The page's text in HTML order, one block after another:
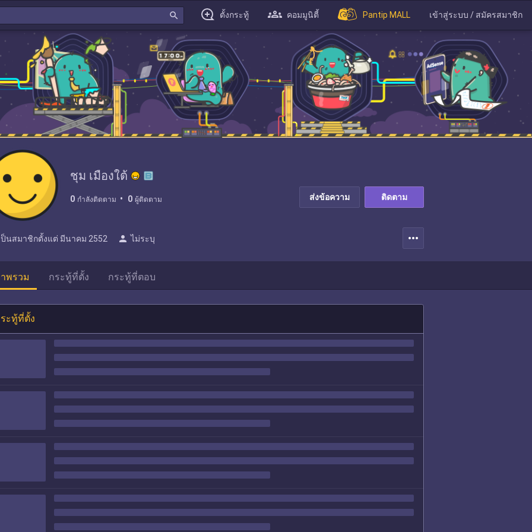
search ตั้งกระทู้ คอมมูนิตี้ Pantip MALL เข้าสู่ระบบ / สมัครสมาชิก
ชุม เมืองใต้
0 กำลังติดตาม 0 ผู้ติดตาม ส่งข้อความ ติดตาม
ป็นสมาชิกตั้งแต่ มีนาคม 2552 person ไม่ระบุ more_horiz
พรวม กระทู้ที่ตั้ง กระทู้ที่ตอบ
ะทู้ที่ตั้ง